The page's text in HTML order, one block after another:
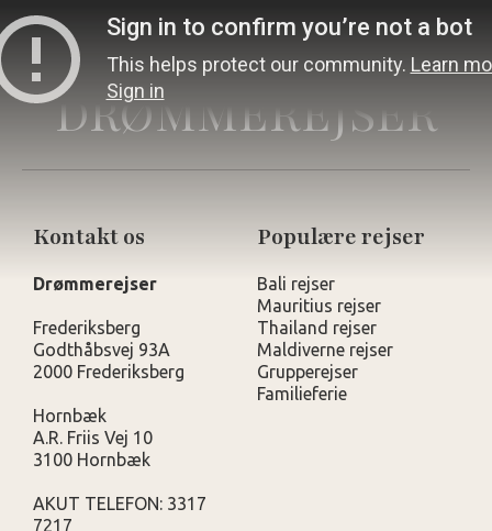
DRØMMEREJSER
Kontakt os
Drømmerejser
Frederiksberg
Godthåbsvej 93A
2000 Frederiksberg
Hornbæk
A.R. Friis Vej 10
3100 Hornbæk
AKUT TELEFON: 3317
7217
Populære rejser
Bali rejser
Mauritius rejser
Thailand rejser
Maldiverne rejser
Grupperejser
Familieferie